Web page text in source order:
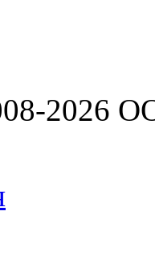
2026